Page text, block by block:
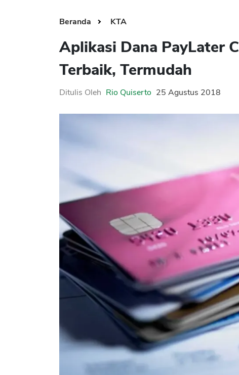
Beranda KTA
Aplikasi Dana PayLater
Terbaik, Termudah
Ditulis Oleh Rio Quiserto 25 Agustus 2018